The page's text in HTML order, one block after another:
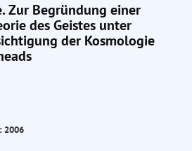
Zur Begründung einer
des Geistes unter
der Kosmologie
2006